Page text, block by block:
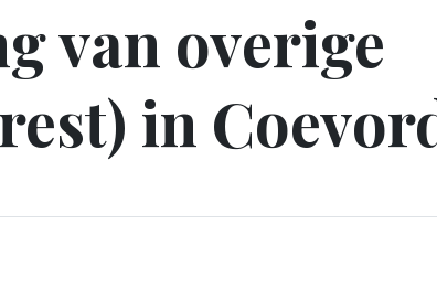
van overige
in